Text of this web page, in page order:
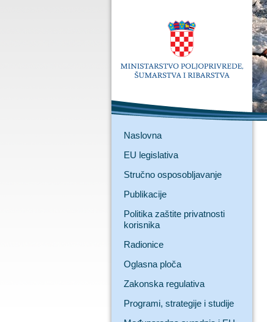
Naslovna
EU legislativa
Stručno osposobljavanje
Publikacije
Politika zaštite privatnosti
korisnika
Radionice
Oglasna ploča
Zakonska regulativa
Programi, strategije i studije